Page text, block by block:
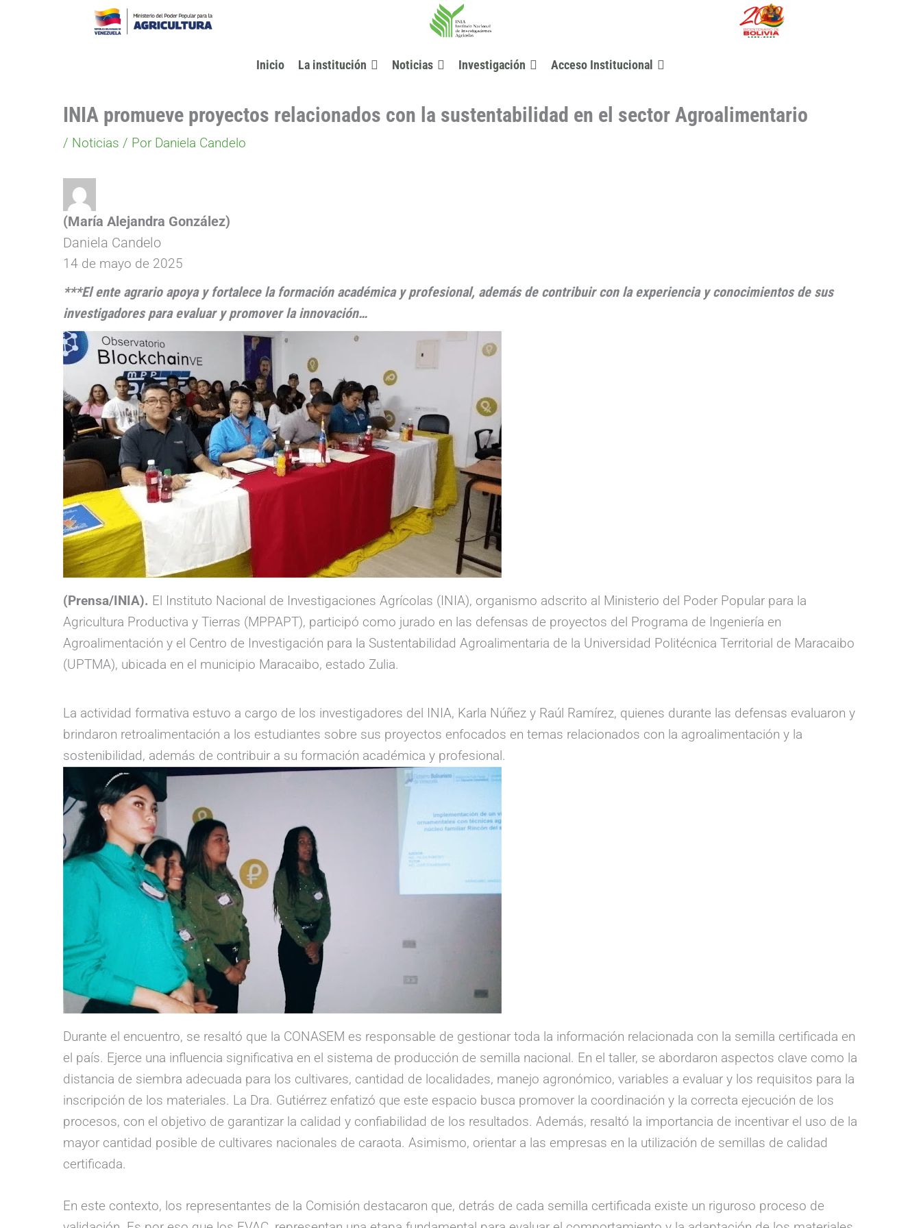
Inicio La institución Noticias Investigación Acceso Institucional
INIA promueve proyectos relacionados con la sustentabilidad en el sector Agroalimentario
/ Noticias / Por Daniela Candelo
(María Alejandra González)
Daniela Candelo
14 de mayo de 2025
***El ente agrario apoya y fortalece la formación académica y profesional, además de contribuir con la experiencia y conocimientos de sus
investigadores para evaluar y promover la innovación…
(Prensa/INIA). El Instituto Nacional de Investigaciones Agrícolas (INIA), organismo adscrito al Ministerio del Poder Popular para la
Agricultura Productiva y Tierras (MPPAPT), participó como jurado en las defensas de proyectos del Programa de Ingeniería en
Agroalimentación y el Centro de Investigación para la Sustentabilidad Agroalimentaria de la Universidad Politécnica Territorial de Maracaibo
(UPTMA), ubicada en el municipio Maracaibo, estado Zulia.
La actividad formativa estuvo a cargo de los investigadores del INIA, Karla Núñez y Raúl Ramírez, quienes durante las defensas evaluaron y
brindaron retroalimentación a los estudiantes sobre sus proyectos enfocados en temas relacionados con la agroalimentación y la
sostenibilidad, además de contribuir a su formación académica y profesional.
Durante el encuentro, se resaltó que la CONASEM es responsable de gestionar toda la información relacionada con la semilla certificada en
el país. Ejerce una influencia significativa en el sistema de producción de semilla nacional. En el taller, se abordaron aspectos clave como la
distancia de siembra adecuada para los cultivares, cantidad de localidades, manejo agronómico, variables a evaluar y los requisitos para la
inscripción de los materiales. La Dra. Gutiérrez enfatizó que este espacio busca promover la coordinación y la correcta ejecución de los
procesos, con el objetivo de garantizar la calidad y confiabilidad de los resultados. Además, resaltó la importancia de incentivar el uso de la
mayor cantidad posible de cultivares nacionales de caraota. Asimismo, orientar a las empresas en la utilización de semillas de calidad
certificada.
En este contexto, los representantes de la Comisión destacaron que, detrás de cada semilla certificada existe un riguroso proceso de